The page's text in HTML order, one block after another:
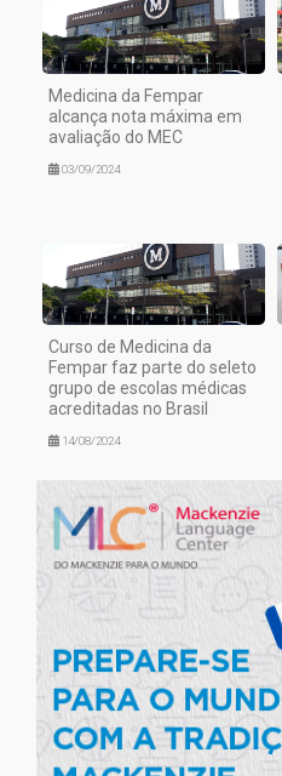
Medicina da Fempar
alcança nota máxima em
avaliação do MEC
03/09/2024
Curso de Medicina da
Fempar faz parte do seleto
grupo de escolas médicas
acreditadas no Brasil
14/08/2024